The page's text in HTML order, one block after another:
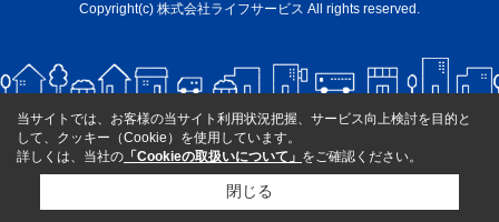
Copyright(c) 株式会社ライフサービス All rights reserved.
当サイトでは、お客様の当サイト利用状況把握、サービス向上検討を目的と
して、クッキー（Cookie）を使用しています。
詳しくは、当社の 「Cookieの取扱いについて」 をご確認ください。
閉じる